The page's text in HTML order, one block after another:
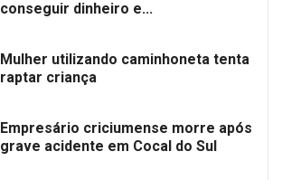
conseguir dinheiro e...
Mulher utilizando caminhoneta tenta
raptar criança
Empresário criciumense morre após
grave acidente em Cocal do Sul